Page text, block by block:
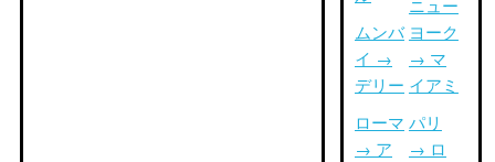
ムンバ
イ →
デリー
ローマ
→ ア
ニュー
ヨーク
→ マ
イアミ
パリ
→ ロ